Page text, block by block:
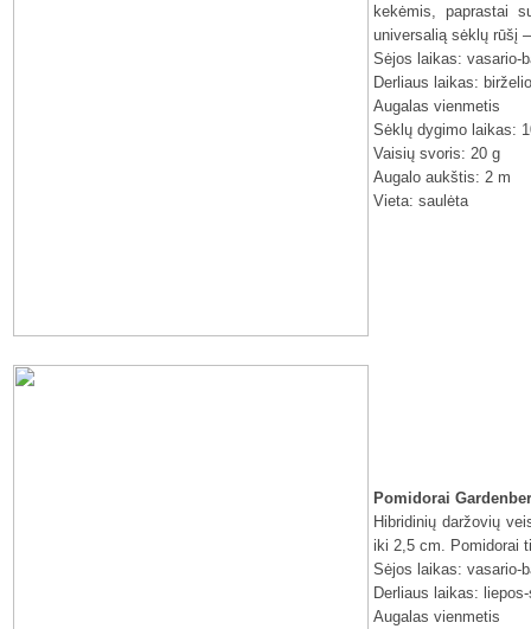
kekėmis, paprastai
universalią sėklų rūšį
Sėjos laikas: vasario-
Derliaus laikas:
Augalas vienmetis
Sėklų dygimo laikas:
Vaisių svoris: 20 g
Augalo aukštis: 2 m
Vieta: saulėta
Pomidorai
Hibridinių daržovių
iki 2,5 cm. Pomidorai
Sėjos laikas: vasario-
Derliaus laikas:
Augalas vienmetis